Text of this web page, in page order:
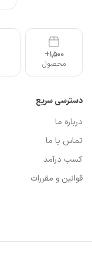
1,500+
محصول
دسترسی سریع
درباره ما
تماس با ما
کسب درآمد
قوانین و مقررات